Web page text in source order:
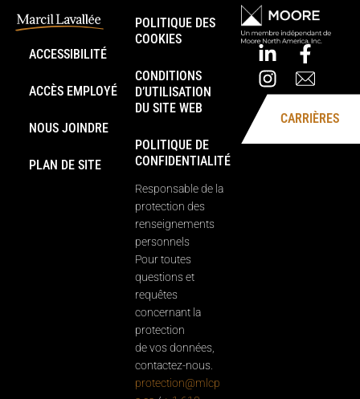
ACCESSIBILITÉ
ACCÈS EMPLOYÉ
NOUS JOINDRE
PLAN DE SITE
POLITIQUE DES
COOKIES
CONDITIONS
D’UTILISATION
DU SITE WEB
POLITIQUE DE
CONFIDENTIALITÉ
Responsable de la
protection des
renseignements
personnels
Pour toutes
questions et
requêtes
concernant la
protection
de vos données,
contactez-nous.
protection@mlcp
CARRIÈRES